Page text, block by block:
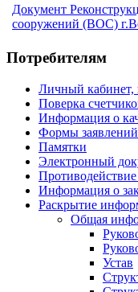
Документ
сооружений (ВОС)
Потребителям
Личный кабинет,
Поверка
Информация о
Формы
Памятки
Электронный
Информация о
Раскрытие
Общая
Устав